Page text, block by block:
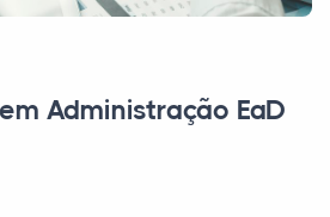
Administração EaD